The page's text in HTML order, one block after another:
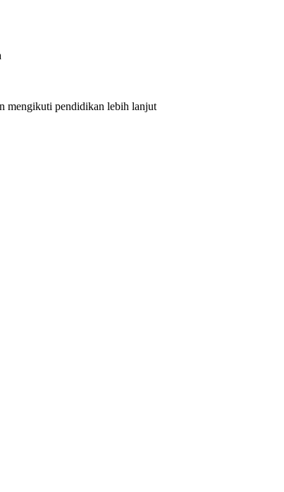
mengikuti pendidikan lebih lanjut